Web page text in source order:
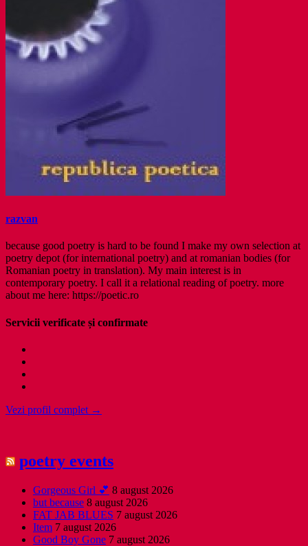
razvan
because good poetry is hard to be found I make my own selection at
poetry depot (for international poetry) and at romanian bodies (for
Romanian poetry in translation). My main interest is in
contemporary poetry. I call it a relational reading of poetry. more
about me here: https://poetic.ro
Servicii verificate și confirmate
Vezi profil complet →
poetry events
Gorgeous Girl 💕 8 august 2026
but because 8 august 2026
FAT JAB BLUES 7 august 2026
Item 7 august 2026
Good Boy Gone 7 august 2026